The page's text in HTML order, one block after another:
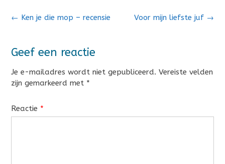
Bericht
Voor mijn liefste juf →
← Ken je die mop – recensie
Geef een reactie
Je e-mailadres wordt niet gepubliceerd. Vereiste velden
zijn gemarkeerd met *
Reactie *